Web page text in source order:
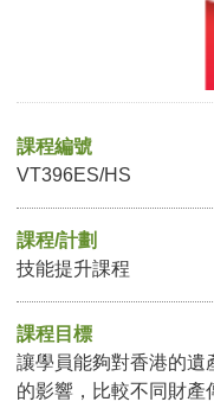
課程編號
VT396ES/HS
課程/計劃
技能提升課程
課程目標
讓學員能夠對香港的遺
的影響，比較不同財